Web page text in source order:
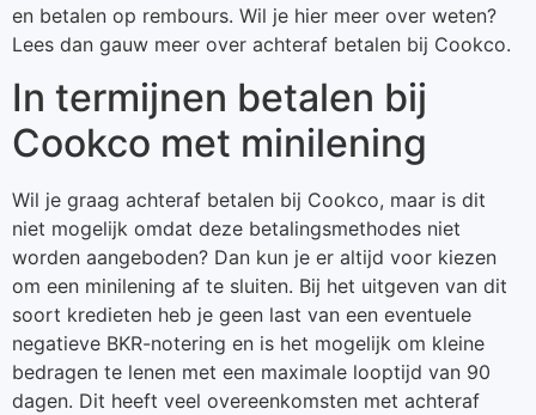
en betalen op rembours. Wil je hier meer over weten?
Lees dan gauw meer over achteraf betalen bij Cookco.
In termijnen betalen bij
Cookco met minilening
Wil je graag achteraf betalen bij Cookco, maar is dit
niet mogelijk omdat deze betalingsmethodes niet
worden aangeboden? Dan kun je er altijd voor kiezen
om een minilening af te sluiten. Bij het uitgeven van dit
soort kredieten heb je geen last van een eventuele
negatieve BKR-notering en is het mogelijk om kleine
bedragen te lenen met een maximale looptijd van 90
dagen. Dit heeft veel overeenkomsten met achteraf